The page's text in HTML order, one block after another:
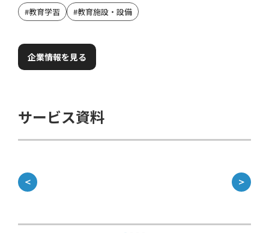
#教育学習 #教育施設・設備
企業情報を見る
サービス資料
＜ ＞